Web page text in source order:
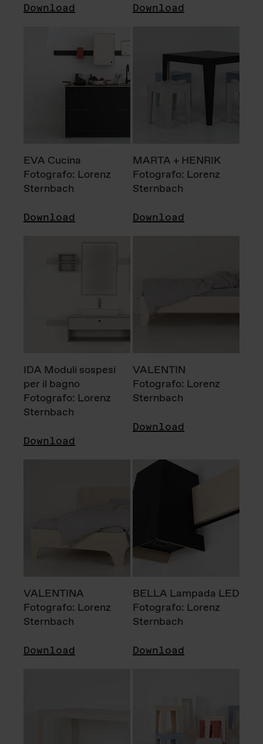
Download Download
EVA Cucina
Fotografo: Lorenz
Sternbach
Download
MARTA + HENRIK
Fotografo: Lorenz
Sternbach
Download
IDA Moduli sospesi
per il bagno
Fotografo: Lorenz
Sternbach
Download
VALENTIN
Fotografo: Lorenz
Sternbach
Download
VALENTINA
Fotografo: Lorenz
Sternbach
Download
BELLA Lampada LED
Fotografo: Lorenz
Sternbach
Download